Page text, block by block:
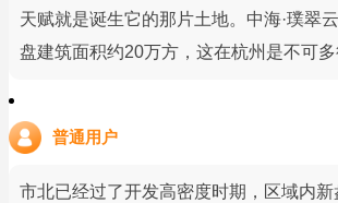
天赋就是诞生它的那片土地。中海·璞翠
盘建筑面积约20万方，这在杭州是不可多
普通用户
市北已经过了开发高密度时期，区域内新